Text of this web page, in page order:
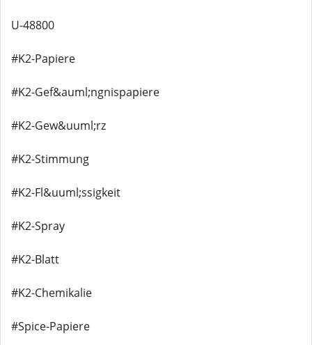
U-48800
#K2-Papiere
#K2-Gef&auml;ngnispapiere
#K2-Gew&uuml;rz
#K2-Stimmung
#K2-Fl&uuml;ssigkeit
#K2-Spray
#K2-Blatt
#K2-Chemikalie
#Spice-Papiere